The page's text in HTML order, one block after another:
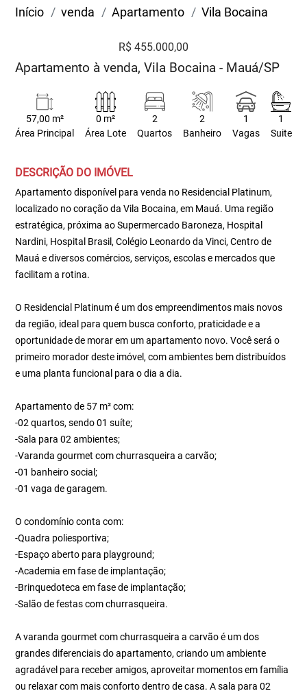
Início venda Apartamento Vila Bocaina
R$ 455.000,00
Apartamento à venda, Vila Bocaina - Mauá/SP
57,00 m²
Área Principal
0 m²
Área Lote
2
Quartos
2
Banheiro
1
Vagas
1
Suite
DESCRIÇÃO DO IMÓVEL
Apartamento disponível para venda no Residencial Platinum,
localizado no coração da Vila Bocaina, em Mauá. Uma região
estratégica, próxima ao Supermercado Baroneza, Hospital
Nardini, Hospital Brasil, Colégio Leonardo da Vinci, Centro de
Mauá e diversos comércios, serviços, escolas e mercados que
facilitam a rotina.
O Residencial Platinum é um dos empreendimentos mais novos
da região, ideal para quem busca conforto, praticidade e a
oportunidade de morar em um apartamento novo. Você será o
primeiro morador deste imóvel, com ambientes bem distribuídos
e uma planta funcional para o dia a dia.
Apartamento de 57 m² com:
-02 quartos, sendo 01 suíte;
-Sala para 02 ambientes;
-Varanda gourmet com churrasqueira a carvão;
-01 banheiro social;
-01 vaga de garagem.
O condomínio conta com:
-Quadra poliesportiva;
-Espaço aberto para playground;
-Academia em fase de implantação;
-Brinquedoteca em fase de implantação;
-Salão de festas com churrasqueira.
A varanda gourmet com churrasqueira a carvão é um dos
grandes diferenciais do apartamento, criando um ambiente
agradável para receber amigos, aproveitar momentos em família
ou relaxar com mais conforto dentro de casa. A sala para 02